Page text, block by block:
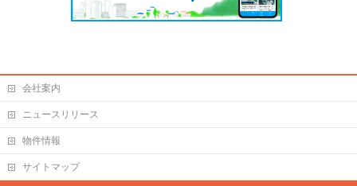
会社案内
ニュースリリース
物件情報
サイトマップ